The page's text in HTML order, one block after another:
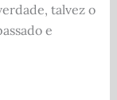
talvez o
e